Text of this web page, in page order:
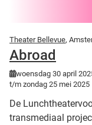
Theater Bellevue,
Abroad
woensdag 30 april
t/m zondag 25 mei 2025
De
transmediaal